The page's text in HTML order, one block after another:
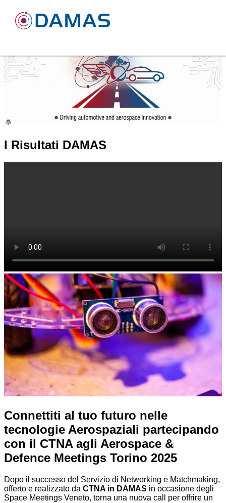
I Risultati DAMAS
Connettiti al tuo futuro nelle
tecnologie Aerospaziali partecipando
con il CTNA agli Aerospace &
Defence Meetings Torino 2025
Dopo il successo del Servizio di Networking e Matchmaking,
offerto e realizzato da CTNA in DAMAS in occasione degli
Space Meetings Veneto, torna una nuova call per offrire un